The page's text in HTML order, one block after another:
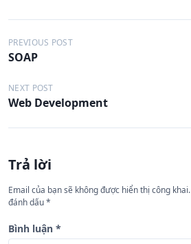
Đ
i
ề
u
h
ớ
n
g
b
PREVIOUS POST
SOAP
NEXT POST
Web Development
Trả lời
Email của bạn sẽ không được hiển thị công khai.
đánh dấu*
Bình luận *